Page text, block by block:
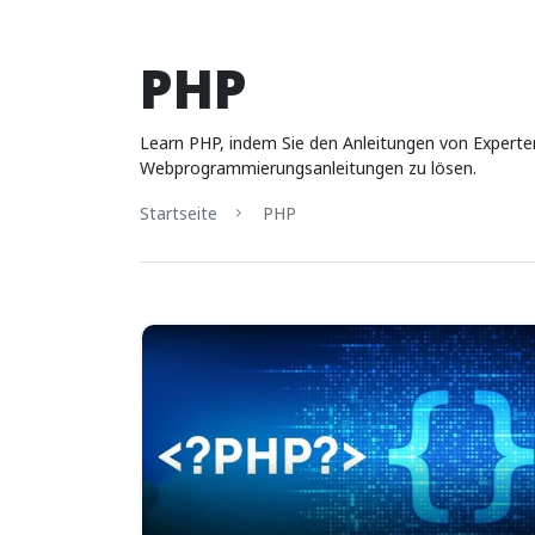
PHP
Learn PHP, indem Sie den Anleitungen von
Webprogrammierungsanleitungen zu lösen.
Startseite
PHP